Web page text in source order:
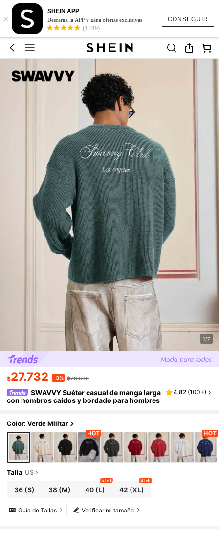
CONSEGUIR
×
SHEIN APP
Descarga la APP y gana ofertas exclusivas
(1,319)
1/7
$27.732 -3% $28.590
SWAVVY Suéter casual de manga larga
con hombros caídos y bordado para hombres
4,82 (100+)
Color: Verde Militar
Talla US
36(S) 38 (M) 40(L)
5 left
42 (XL)
4 left
Verificar mi tamaño
Guía de Tallas